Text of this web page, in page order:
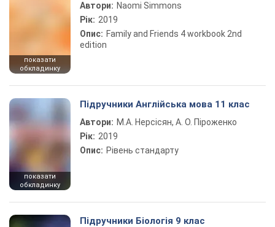
показати
обкладинку
Автори: Naomi Simmons
Рік: 2019
Опис: Family and Friends 4 workbook 2nd
edition
показати
обкладинку
Підручники Англійська мова 11 клас
Автори: М.А. Нерсісян, А. О. Піроженко
Рік: 2019
Опис: Рівень стандарту
Підручники Біологія 9 клас